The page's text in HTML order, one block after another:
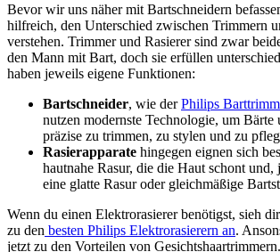
Bevor wir uns näher mit Bartschneidern
hilfreich, den Unterschied zwischen Trimmern
verstehen. Trimmer und Rasierer sind zwar
den Mann mit Bart, doch sie erfüllen
haben jeweils eigene Funktionen:
Bartschneider, wie der Philips
nutzen modernste Technologie, um Bärte
präzise zu trimmen, zu stylen und zu
Rasierapparate hingegen eignen sich
hautnahe Rasur, die die Haut schont und,
eine glatte Rasur oder gleichmäßige
Wenn du einen Elektrorasierer benötigst, sieh
zu den besten Philips Elektrorasierern an.
jetzt zu den Vorteilen von Gesichtshaartrimmern.